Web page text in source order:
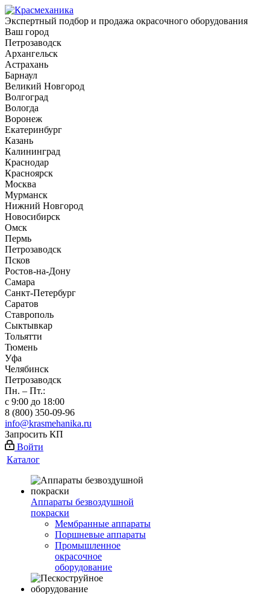
Экспертный подбор и продажа окрасочного оборудования
Ваш город
Петрозаводск
Архангельск
Астрахань
Барнаул
Великий Новгород
Волгоград
Вологда
Воронеж
Екатеринбург
Казань
Калининград
Краснодар
Красноярск
Москва
Мурманск
Нижний Новгород
Новосибирск
Омск
Пермь
Петрозаводск
Псков
Ростов-на-Дону
Самара
Санкт-Петербург
Саратов
Ставрополь
Сыктывкар
Тольятти
Тюмень
Уфа
Челябинск
Петрозаводск
Пн. – Пт.:
с 9:00 до 18:00
8 (800) 350-09-96
info@krasmehanika.ru
Запросить КП
Войти
Каталог
Аппараты безвоздушной
покраски
Мембранные аппараты
Поршневые аппараты
Промышленное
окрасочное
оборудование